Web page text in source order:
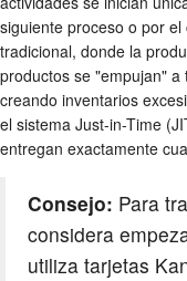
siguiente proceso o por
tradicional, donde la
productos se "empujan"
creando inventarios
el sistema Just-in-Time
entregan exactamente
Consejo: Para
considera
utiliza tarjetas